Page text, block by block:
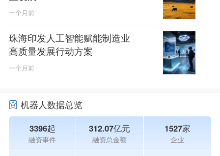
一个月前
珠海印发人工智能赋能制造业
高质量发展行动方案
一个月前
机器人数据总览
3396起
融资事件
312.07亿元
融资总金额
1527家
企业